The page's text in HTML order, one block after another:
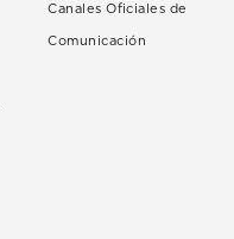
Canales Oficiales de
Comunicación